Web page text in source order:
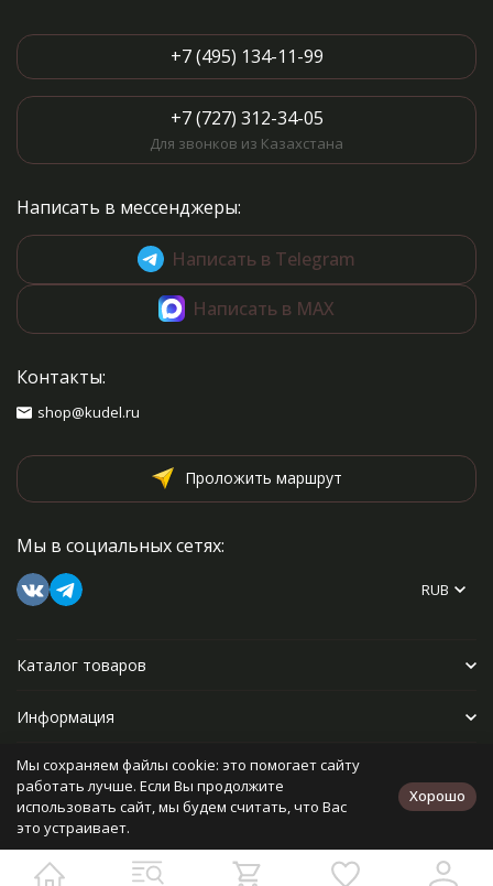
+7 (495) 134-11-99
+7 (727) 312-34-05
Для звонков из Казахстана
Написать в мессенджеры:
Написать в Telegram
Написать в MAX
Контакты:
shop@kudel.ru
Проложить маршрут
Мы в социальных сетях:
RUB
Каталог товаров
Информация
Прочее
Политика персональных данных
Разработано в
bodysite.ru
Мы сохраняем файлы cookie: это помогает сайту
работать лучше. Если Вы продолжите
использовать сайт, мы будем считать, что Вас
это устраивает.
Хорошо